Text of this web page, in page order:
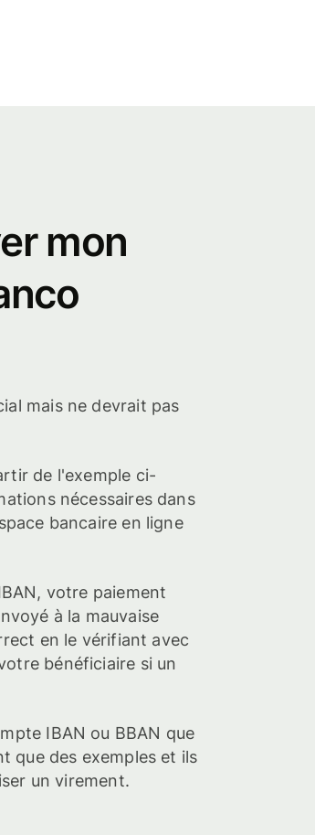
mon
mais ne devrait pas
de l'exemple ci-
nécessaires dans
bancaire en ligne
votre paiement
à la mauvaise
en le vérifiant avec
bénéficiaire si un
IBAN ou BBAN que
que des exemples et ils
un virement.